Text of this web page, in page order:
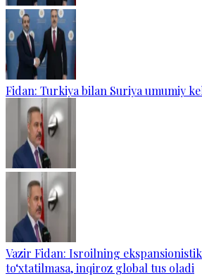
Fidan: Turkiya bilan Suriya umumiy
Vazir Fidan: Isroilning
to‘xtatilmasa, inqiroz global tus oladi